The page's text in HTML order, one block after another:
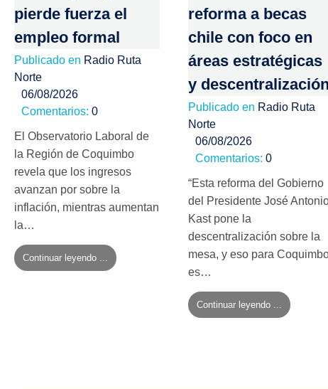
pierde fuerza el
empleo formal
Publicado en Radio Ruta
Norte
06/08/2026
Comentarios: 0
El Observatorio Laboral de
la Región de Coquimbo
revela que los ingresos
avanzan por sobre la
inflación, mientras aumentan
la…
Continuar leyendo ...
reforma a becas
chile con foco en
áreas estratégicas
y descentralización
Publicado en Radio Ruta
Norte
06/08/2026
Comentarios: 0
“Esta reforma del Gobierno
del Presidente José
Kast pone la
descentralización sobre la
mesa, y eso para
es…
Continuar leyendo ...